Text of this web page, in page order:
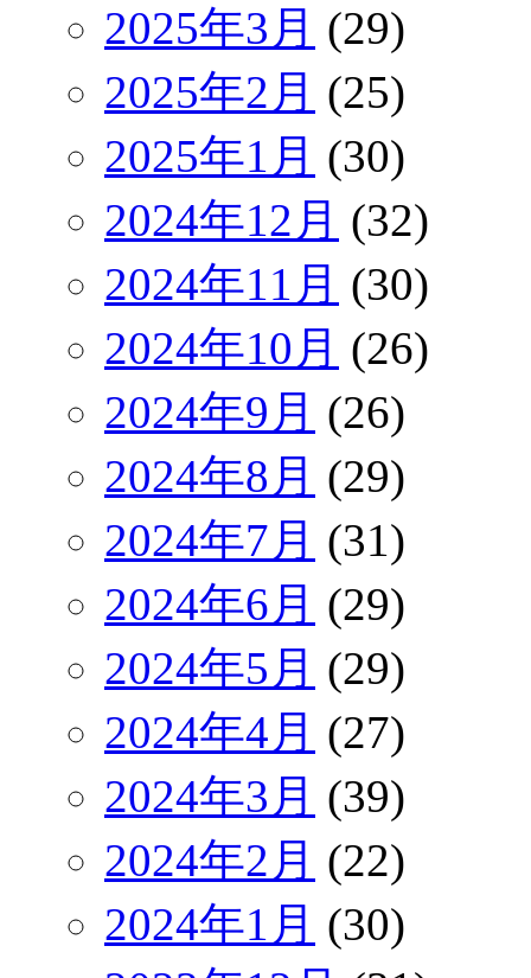
2025年3月 (29)
2025年2月 (25)
2025年1月 (30)
2024年12月 (32)
2024年11月 (30)
2024年10月 (26)
2024年9月 (26)
2024年8月 (29)
2024年7月 (31)
2024年6月 (29)
2024年5月 (29)
2024年4月 (27)
2024年3月 (39)
2024年2月 (22)
2024年1月 (30)